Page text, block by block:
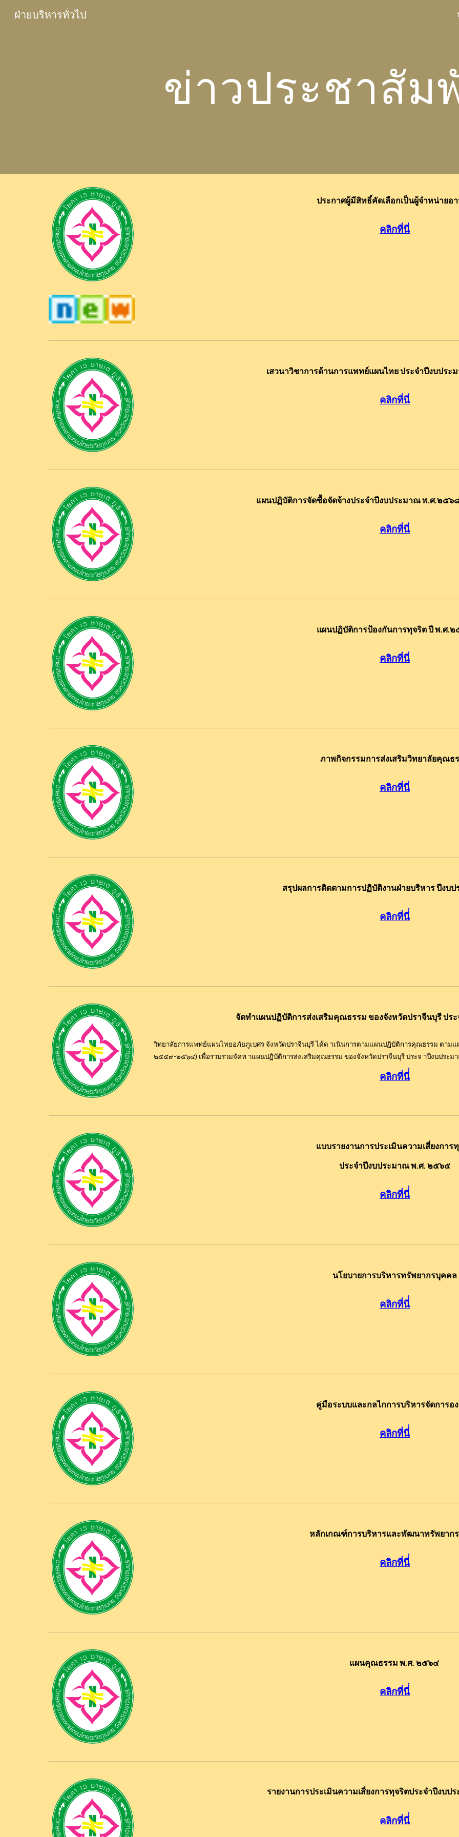
Skip to
ฝ่ายบริหารทั่วไป
ข่าวประชาสัม
ประกาศผู้มีสิทธิ์คัดเลือกเป็นผู้จำหน่ายอ
คลิกที่นี
เสวนาวิชาการด้านการแพทย์แผนไทย ประจำปีงบปร
คลิกที่นี
แผนปฏิบัติการจัดซื้อจัดจ้างประจำปีงบประมาณ พ.ศ.๒๕
คลิกที่นี
แผนปฏิบัติการป้องกันการทุจริต ปี พ.ศ.
คลิกที่นี
ภาพกิจกรรมการส่งเสริมวิทยาลัยคุณธ
คลิกที่นี
สรุปผลการติดตามการปฏิบัติงานฝ่ายบริหาร ปีงบ
คลิกที่นี
จัดทำแผนปฏิบัติการส่งเสริมคุณธรรม ของจังหวัดปราจีนบุรี ปร
วิทยาลัยการแพทย์แผนไทยอภัยภูเบศร จังหวัดปราจีนบุรี ได้ด าเนินการตามแผนปฏิบัติการคุณธรรม ตาม
๒๕๕๙-๒๕๖๔) เพื่อรวบรวมจัดท าแผนปฏิบัติการส่งเสริมคุณธรรม ของจังหวัดปราจีนบุรี ประจ าปีงบประ
คลิกที่นี
แบบรายงานการประเมินความเสี่ยงการ
ประจำปีงบประมาณ พ.ศ. ๒๕๖๕
คลิกที่นี
นโยบายการบริหารทรัพยากรบุคคล
คลิกที่นี
คู่มือระบบและกลไกการบริหารจัดการอ
คลิกที่นี
หลักเกณฑ์การบริหารและพัฒนาทรัพยาก
คลิกที่นี
แผนคุณธรรม พ.ศ. ๒๕๖๔
คลิกที่นี
รายงานการประเมินความเสี่ยงการทุจริตประจำปีงบ
คลิกที่นี